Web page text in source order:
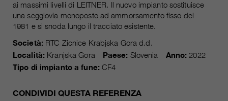
ai massimi livelli di LEITNER. Il nuovo impianto sostituisce
una seggiovia monoposto ad ammorsamento fisso del
1981 e si snoda lungo il tracciato esistente.
Società:RTC Zicnice Krabjska Gora d.d.
Località: Kranjska Gora Paese: Slovenia Anno: 2022
Tipo di impianto a fune:CF4
CONDIVIDI QUESTA REFERENZA
attuale
obiettivo
Usato per proteggere lo spam
Nome cookie_optin
fornitore sgalinski Cookie Opt In
Nome
_ga, _gid, _gat, __utma, __utmb,
__utmc, __utmd, __utmz
fornitore Google Analytics
durata
variano da 2 anni a 6 mesi o ancora
Questi cookie sono utilizzati da
piú informazioni sul cookie